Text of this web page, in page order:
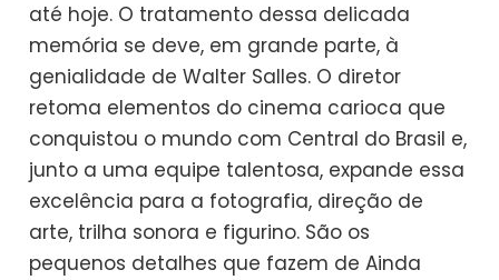
até hoje. O tratamento dessa delicada
memória se deve, em grande parte, à
genialidade de Walter Salles. O diretor
retoma elementos do cinema carioca que
conquistou o mundo com Central do Brasil e,
junto a uma equipe talentosa, expande essa
excelência para a fotografia, direção de
arte, trilha sonora e figurino. São os
pequenos detalhes que fazem de Ainda